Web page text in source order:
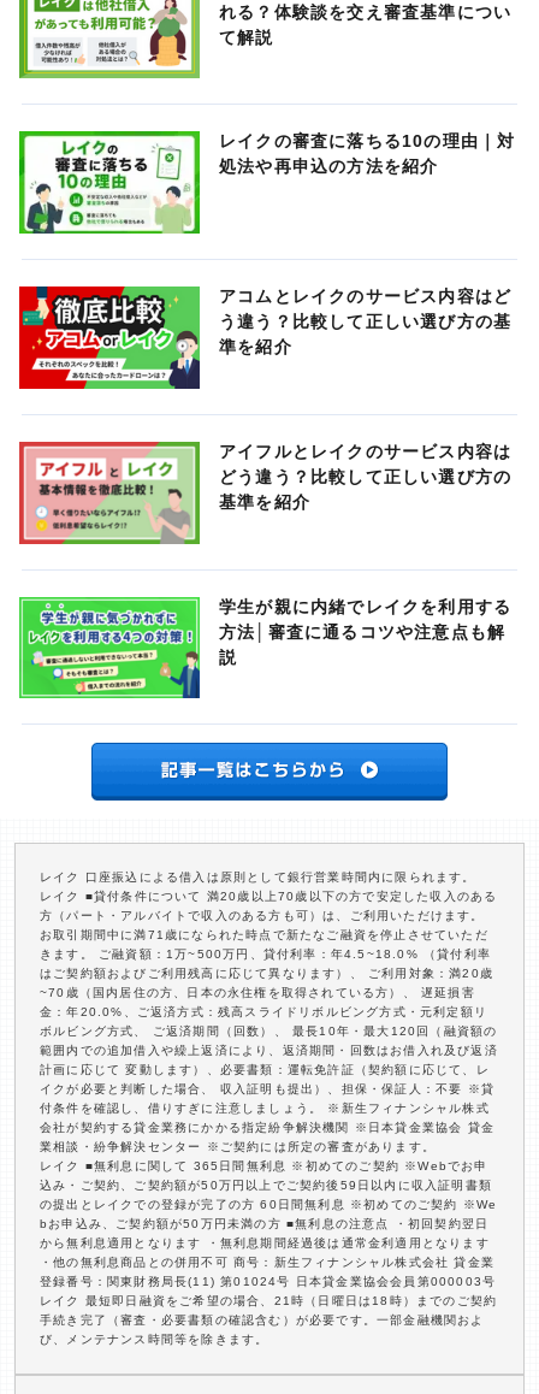
れる？体験談を交え審査基準につい
て解説
レイクの審査に落ちる10の理由｜対
処法や再申込の方法を紹介
アコムとレイクのサービス内容はど
う違う？比較して正しい選び方の基
準を紹介
アイフルとレイクのサービス内容は
どう違う？比較して正しい選び方の
基準を紹介
学生が親に内緒でレイクを利用する
方法│審査に通るコツや注意点も解
説
レイク 口座振込による借入は原則として銀行営業時間内に限られます。
レイク ■貸付条件について 満20歳以上70歳以下の方で安定した収入のある
方（パート・アルバイトで収入のある方も可）は、ご利用いただけます。
お取引期間中に満71歳になられた時点で新たなご融資を停止させていただ
きます。 ご融資額：1万~500万円、貸付利率：年4.5~18.0% （貸付利率
はご契約額およびご利用残高に応じて異なります）、 ご利用対象：満20歳
~70歳（国内居住の方、日本の永住権を取得されている方）、 遅延損害
金：年20.0%、ご返済方式：残高スライドリボルビング方式・元利定額リ
ボルビング方式、 ご返済期間（回数）、 最長10年・最大120回（融資額の
範囲内での追加借入や繰上返済により、返済期間・回数はお借入れ及び返済
計画に応じて 変動します）、必要書類：運転免許証（契約額に応じて、レ
イクが必要と判断した場合、 収入証明も提出）、担保・保証人：不要 ※貸
付条件を確認し、借りすぎに注意しましょう。 ※新生フィナンシャル株式
会社が契約する貸金業務にかかる指定紛争解決機関 ※日本貸金業協会 貸金
業相談・紛争解決センター ※ご契約には所定の審査があります。
レイク ■無利息に関して 365日間無利息 ※初めてのご契約 ※Webでお申
込み・ご契約、ご契約額が50万円以上でご契約後59日以内に収入証明書類
の提出とレイクでの登録が完了の方 60日間無利息 ※初めてのご契約 ※We
bお申込み、ご契約額が50万円未満の方 ■無利息の注意点 ・初回契約翌日
から無利息適用となります ・無利息期間経過後は通常金利適用となります
・他の無利息商品との併用不可 商号：新生フィナンシャル株式会社 貸金業
登録番号：関東財務局長(11) 第01024号 日本貸金業協会会員第000003号
レイク 最短即日融資をご希望の場合、21時（日曜日は18時）までのご契約
手続き完了（審査・必要書類の確認含む）が必要です。一部金融機関およ
び、メンテナンス時間等を除きます。